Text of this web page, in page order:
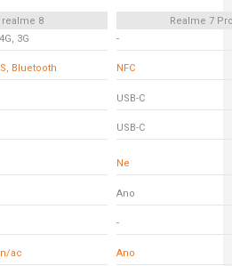
realme 8
Realme 7
3G -
Bluetooth NFC
USB-C
USB-C
Ne
Ano
-
ac Ano